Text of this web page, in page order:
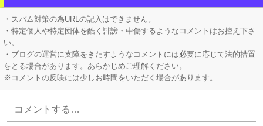
このパソコン買おうか迷ってるから背中を刺してくれｗｗｗ
・スパム対策の為URLの記入はできません。
・特定個人や特定団体を酷く誹謗・中傷するようなコメントはお控え下さ
い。
・ブログの運営に支障をきたすようなコメントには必要に応じて法的措置
をとる場合があります。あらかじめご理解ください。
※コメントの反映には少しお時間をいただく場合があります。